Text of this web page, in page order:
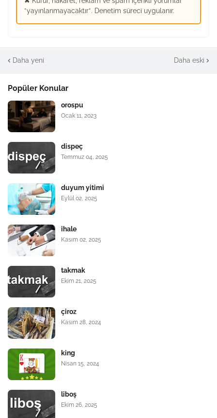
*yayınlanmayacaktır*. Denetim süreci uygulanır.
Daha yeni Daha eski
Popüler Konular
orospu
Ocak 11, 2023
dispeç
Temmuz 04, 2025
duyum yitimi
Eylül 02, 2025
ihale
Kasım 02, 2025
takmak
Ekim 21, 2025
çiroz
Kasım 28, 2024
king
Nisan 15, 2024
liboş
Ekim 26, 2025